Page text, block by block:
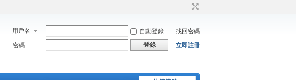
用戶名 自動登錄
找回密碼
密碼
登錄 立即註冊